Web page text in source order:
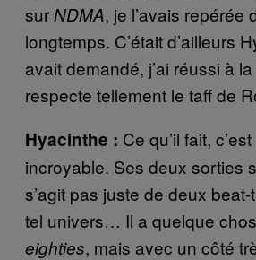
surNDMA, je l’avais repérée
longtemps. C’était d’ailleurs
avait demandé, j’ai réussi à
respecte tellement le taff de
Hyacinthe : Ce qu’il fait,
incroyable. Ses deux sorties
s’agit pas juste de deux
tel univers… Il a quelque
eighties, mais avec un côté